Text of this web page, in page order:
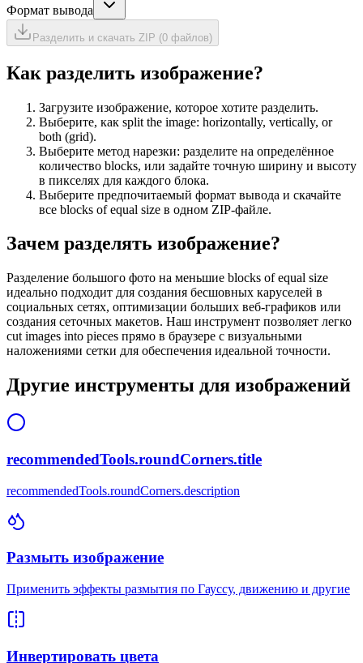
Формат вывода
Разделить и скачать ZIP (0 файлов)
Как разделить изображение?
Загрузите изображение, которое хотите разделить.
Выберите, как split the image: horizontally, vertically, or
both (grid).
Выберите метод нарезки: разделите на определённое
количество blocks, или задайте точную ширину и высоту
в пикселях для каждого блока.
Выберите предпочитаемый формат вывода и скачайте
все blocks of equal size в одном ZIP-файле.
Зачем разделять изображение?
Разделение большого фото на меньшие blocks of equal size
идеально подходит для создания бесшовных каруселей в
социальных сетях, оптимизации больших веб-графиков или
создания сеточных макетов. Наш инструмент позволяет легко
cut images into pieces прямо в браузере с визуальными
наложениями сетки для обеспечения идеальной точности.
Другие инструменты для изображений
recommendedTools.roundCorners.title
recommendedTools.roundCorners.description
Размыть изображение
Применить эффекты размытия по Гауссу, движению и другие
Инвертировать цвета